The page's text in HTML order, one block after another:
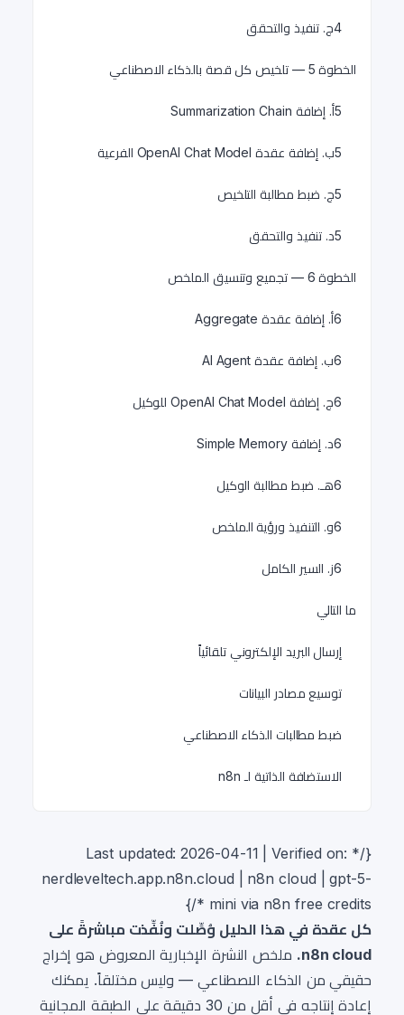
4ج. تنفيذ والتحقق
الخطوة 5 — تلخيص كل قصة بالذكاء الاصطناعي
5أ. إضافة Summarization Chain
5ب. إضافة عقدة OpenAI Chat Model الفرعية
5ج. ضبط مطالبة التلخيص
5د. تنفيذ والتحقق
الخطوة 6 — تجميع وتنسيق الملخص
6أ. إضافة عقدة Aggregate
6ب. إضافة عقدة AI Agent
6ج. إضافة OpenAI Chat Model للوكيل
6د. إضافة Simple Memory
6هـ. ضبط مطالبة الوكيل
6و. التنفيذ ورؤية الملخص
6ز. السير الكامل
ما التالي
إرسال البريد الإلكتروني تلقائياً
توسيع مصادر البيانات
ضبط مطالبات الذكاء الاصطناعي
الاستضافة الذاتية لـ n8n
{/* Last updated: 2026-04-11 | Verified on:
nerdleveltech.app.n8n.cloud | n8n cloud | gpt-5-
mini via n8n free credits */}
كل عقدة في هذا الدليل وُصِّلت ونُفِّذت مباشرةً على
n8n cloud. ملخص النشرة الإخبارية المعروض هو إخراج
حقيقي من الذكاء الاصطناعي — وليس مختلقاً. يمكنك
إعادة إنتاجه في أقل من 30 دقيقة على الطبقة المجانية